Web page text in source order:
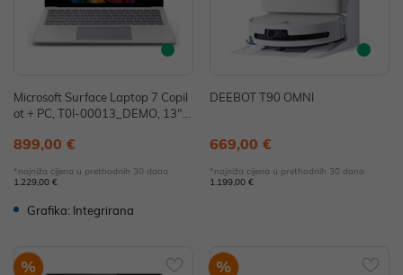
Microsoft Surface Laptop 7 Copil
ot + PC, T0I-00013_DEMO, 13",
B, W11H, Adreno - IZLOŽBENI M
899,00 €
*najniža cijena u prethodnih 30 dana
1.229,00 €
Grafika: Integrirana
DEEBOT T90 OMNI
669,00 €
*najniža cijena u prethodnih 30 dana
1.199,00 €
% %